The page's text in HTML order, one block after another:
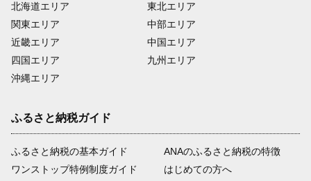
北海道エリア
関東エリア
近畿エリア
四国エリア
沖縄エリア
東北エリア
中部エリア
中国エリア
九州エリア
ふるさと納税ガイド
ふるさと納税の基本ガイド
ワンストップ特例制度ガイド
ANAのふるさと納税の特徴
はじめての方へ